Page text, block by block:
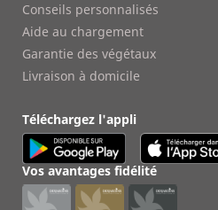
Conseils personnalisés
Aide au chargement
Garantie des végétaux
Livraison à domicile
Téléchargez l'appli
Vos avantages fidélité